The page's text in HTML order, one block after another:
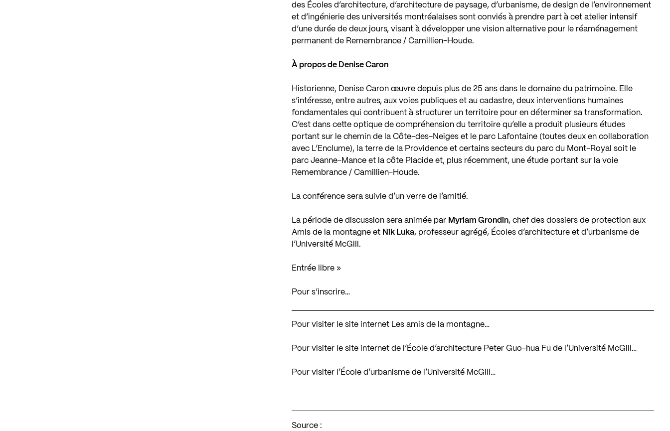
des Écoles d’architecture, d’architecture de paysage, d’urbanisme, de design de l’environnement
et d’ingénierie des universités montréalaises sont conviés à prendre part à cet atelier intensif
d’une durée de deux jours, visant à développer une vision alternative pour le réaménagement
permanent de Remembrance / Camillien-Houde.
À propos de Denise Caron
Historienne, Denise Caron œuvre depuis plus de 25 ans dans le domaine du patrimoine. Elle
s’intéresse, entre autres, aux voies publiques et au cadastre, deux interventions humaines
fondamentales qui contribuent à structurer un territoire pour en déterminer sa transformation.
C’est dans cette optique de compréhension du territoire qu’elle a produit plusieurs études
portant sur le chemin de la Côte-des-Neiges et le parc Lafontaine (toutes deux en collaboration
avec L’Enclume), la terre de la Providence et certains secteurs du parc du Mont-Royal soit le
parc Jeanne-Mance et la côte Placide et, plus récemment, une étude portant sur la voie
Remembrance / Camillien-Houde.
La conférence sera suivie d’un verre de l’amitié.
La période de discussion sera animée par Myriam Grondin, chef des dossiers de protection aux
Amis de la montagne et Nik Luka, professeur agrégé, Écoles d’architecture et d’urbanisme de
l’Université McGill.
Entrée libre »
Pour s’inscrire…
Pour visiter le site internet Les amis de la montagne…
Pour visiter le site internet de l’École d’architecture Peter Guo-hua Fu de l’Université McGill…
Pour visiter l’École d’urbanisme de l’Université McGill…
Source :